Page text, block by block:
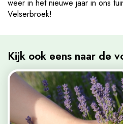
weer in het nieuwe jaar in ons
Velserbroek!
Kijk ook eens naar de